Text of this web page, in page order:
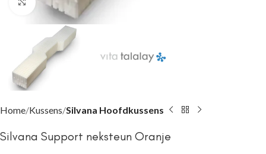
Click to enlarge
Home Kussens Silvana Hoofdkussens
Silvana Support neksteun Oranje